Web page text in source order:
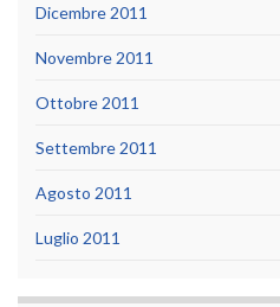
Dicembre 2011
Novembre 2011
Ottobre 2011
Settembre 2011
Agosto 2011
Luglio 2011